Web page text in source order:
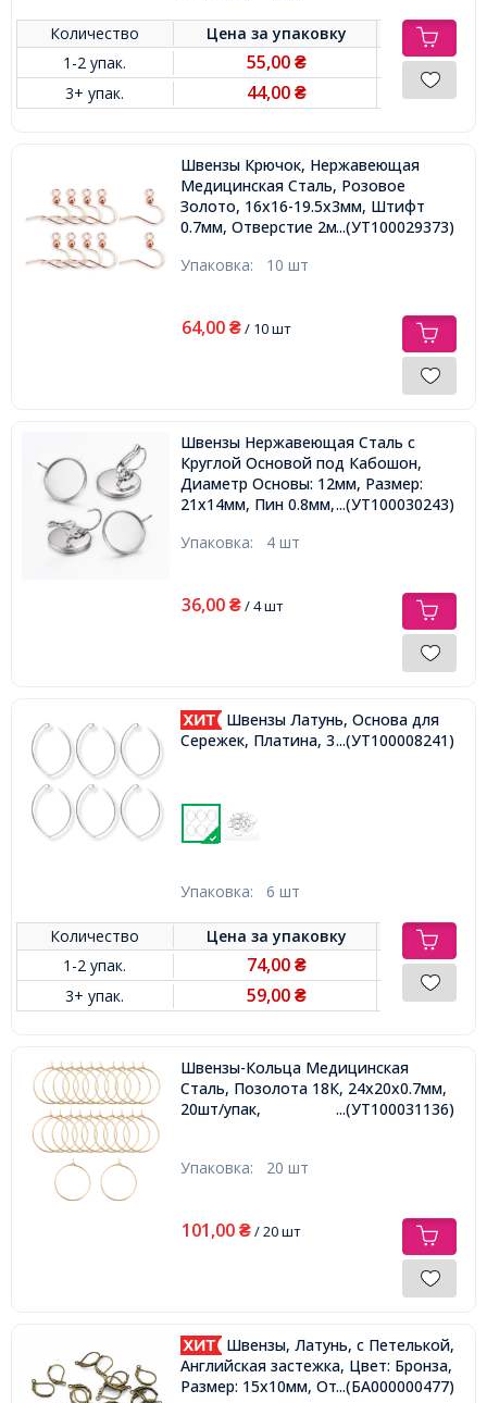
Количество Цена заупаковку
1-2 упак.
55,00₴
3+ упак. 44,00₴
Швензы Крючок, Нержавеющая
Медицинская Сталь, Розовое
Золото, 16х16-19.5х3мм, Штифт
0.7мм, Отверстие 2мм,...(УТ100029373)
Упаковка: 10 шт
64,00 ₴/ 10 шт
Швензы Нержавеющая Сталь c
Круглой Основой под Кабошон,
Диаметр Основы: 12мм, Размер:
21х14мм, Пин 0.8мм,...(УТ100030243)
Упаковка: 4 шт
36,00 ₴/ 4 шт
Швензы Латунь, Основа для
Сережек, Платина, 37x23мм,...(УТ100008241)
Упаковка: 6 шт
Количество Цена заупаковку
1-2 упак.
74,00₴
3+ упак. 59,00₴
Швензы-Кольца Медицинская
Сталь, Позолота 18К, 24х20х0.7мм,
20шт/упак,
...(УТ100031136)
Упаковка: 20 шт
101,00 ₴/ 20 шт
Швензы, Латунь, c Петелькой,
Английская застежка, Цвет: Бронза,
Размер: 15х10мм, Отверстие 1мм,
...(БА000000477)